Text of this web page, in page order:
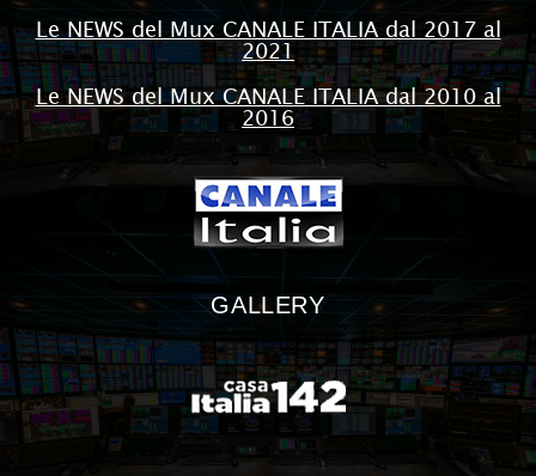
Le NEWS del Mux CANALE ITALIA dal 2017 al
2021
Le NEWS del Mux CANALE ITALIA dal 2010 al
2016
GALLERY